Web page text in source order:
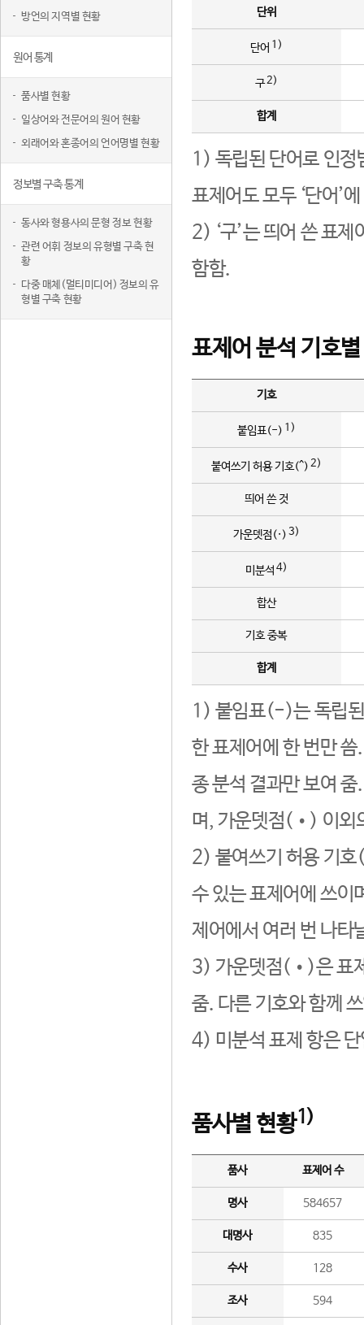
방언의 지역별 현황
원어 통계
품사별 현황
일상어와 전문어의 원어 현황
외래어와 혼종어의 언어명별 현황
정보별 구축 통계
동사와 형용사의 문형 정보 현황
관련 어휘 정보의 유형별 구축 현
황
다중 매체(멀티미디어) 정보의 유
형별 구축 현황
단위
단어 1)
구2)
합계
1) 독립된 단어로 인정
표제어도 모두 ‘단어’
2) ‘구’는 띄어 쓴 표
함함.
표제어 분석 기호
기호
붙임표(-) 1)
붙여쓰기 허용 기호(^) 2)
띄어 쓴 것
가운뎃점(·) 3)
미분석 4)
합산
기호 중복
합계
1) 붙임표(-)는 독립된
한 표제어에 한 번만
종 분석 결과만 보여
며, 가운뎃점(•) 이외
2) 붙여쓰기 허용 기호
수 있는 표제어에 쓰이
제어에서 여러 번 나타
3) 가운뎃점(•)은 표
줌. 다른 기호와 함께
4) 미분석 표제 항은
품사별 현황1)
품사 표제어 수
명사 584657
대명사 835
수사 128
조사 594